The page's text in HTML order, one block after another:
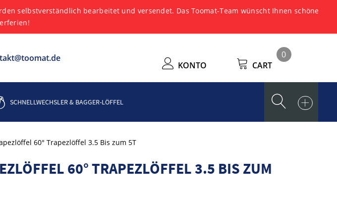
selbstverständlich bearbeitet und versendet. Das Toomat-Team wünscht Ihnen schöne
KONTO CART
0
SCHNELLWECHSLER & BAGGER-LÖFFEL
60° Trapezlöffel 3.5 Bis zum 5T
60° TRAPEZLÖFFEL 3.5 BIS ZUM